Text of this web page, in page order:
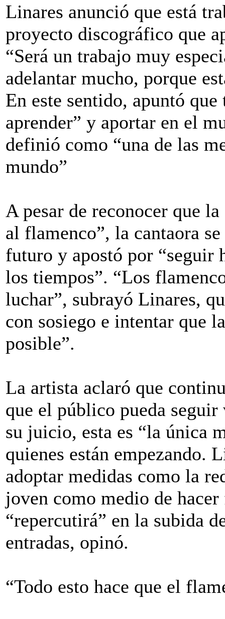
Linares anunció que está
proyecto discográfico que
“Será un trabajo muy
adelantar mucho, porque
En este sentido, apuntó
aprender” y aportar en el
definió como “una de las
mundo”
A pesar de reconocer que
al flamenco”, la cantaora
futuro y apostó por “seguir
los tiempos”. “Los
luchar”, subrayó Linares,
con sosiego e intentar que
posible”.
La artista aclaró que
que el público pueda
su juicio, esta es “la única
quienes están empezando.
adoptar medidas como la
joven como medio de
“repercutirá” en la subida
entradas, opinó.
“Todo esto hace que el